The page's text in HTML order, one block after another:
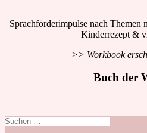
Sprachförderimpulse nach Themen
Kinderrezept &
>> Workbook
Buch der
Suchen